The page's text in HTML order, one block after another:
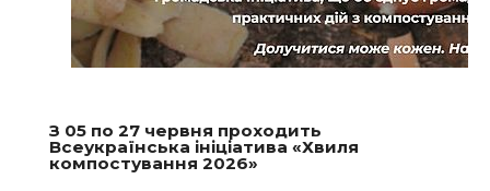
З 05 по 27 червня проходить
Всеукраїнська ініціатива «Хвиля
компостування 2026»